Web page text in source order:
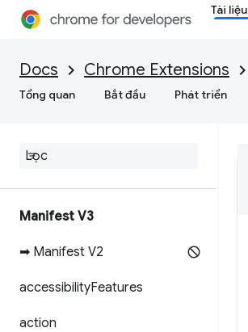
Tài liệu
Docs Chrome Extensions
Tổng quan Bắt đầu Phát triển
Manifest V3
➡ Manifest V2
accessibilityFeatures
action